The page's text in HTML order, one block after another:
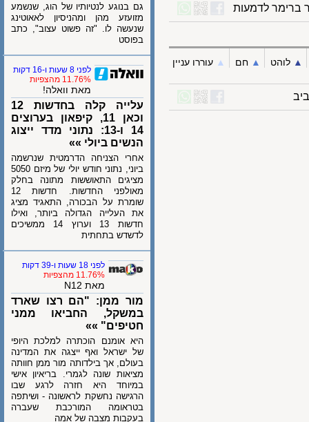
לדמעות
לוהט ▲︎ חם ▲︎ עוררו עניין
גם בנוגע לנטיותיו של הוג, שנשמע
מזועזע מהן ומהניסיון לאאוטינג
שנעשה לו. "זה פשוט עצוב", כתב
בפוסט
לפני 8 שעות ו-16 דקות
11.76% מהצפיות
מאת וואלה!
עלייה קלה בחדשות 12
וכאן 11, קיפאון בערוצים
14 ו-13: נתוני מדד ייצוג
הנשים ביולי »»
אחרי הצניחה הדרמטית שנרשמה
ביוני, נתוני חודש יולי של מיזם 5050
מציגים התאוששות מתונה בחלק
מאולפני החדשות. חדשות 12
שומרת על הבכורה, התאגיד מציג
את העלייה הגדולה ביותר, ואילו
חדשות 13 וערוץ 14 ממשיכים
לדשדש בתחתית
לפני 18 שעות ו-39 דקות
11.76% מהצפיות
מאת N12
מור ממן: "הם רצו שארד
במשקל, החביאו ממני
חטיפים" »»
היא אומנם הוכתרה למלכת היופי
של ישראל ואף ייצגה את המדינה
בעולם, אך בילדותה מור ממן חוותה
מציאות שונה לגמרי. בריאיון אישי
במיוחד היא חזרה לרגע שבו
הרגישה נחשקת לראשונה - ושיתפה
בטראומה המורכבת שעברה
בעקבות מצבה של אמה